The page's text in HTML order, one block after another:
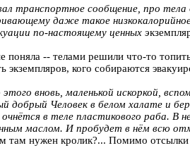
транспортное сообщение, про тела
даже такое
по-настоящему ценных э
поняла -- телами решили что-то
экземпляров, кого собираются
вновь, маленькой искоркой,
добрый Человек в белом халате и
в теле пластикового раба. В
маслом. И пробудет в нём всю
там нужен кролик?... Помимо